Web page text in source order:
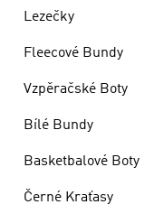
Lezečky
Fleecové Bundy
Vzpěračské Boty
Bílé Bundy
Basketbalové Boty
Černé Kraťasy